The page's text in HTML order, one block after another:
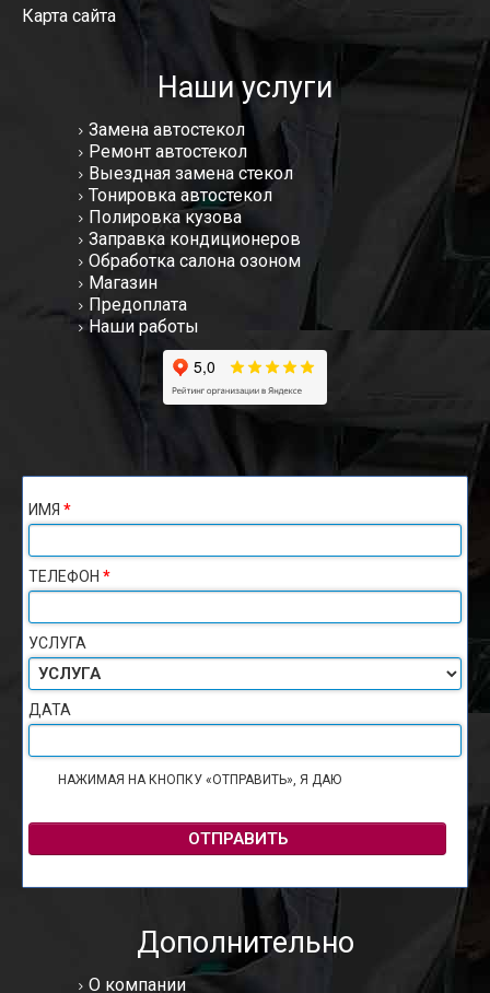
Карта сайта
Наши услуги
Замена автостекол
Ремонт автостекол
Выездная замена стекол
Тонировка автостекол
Полировка кузова
Заправка кондиционеров
Обработка салона озоном
Магазин
Предоплата
Наши работы
ИМЯ *
ТЕЛЕФОН *
УСЛУГА
ДАТА
НАЖИМАЯ НА КНОПКУ «ОТПРАВИТЬ», Я ДАЮ
ОТПРАВИТЬ
Дополнительно
О компании